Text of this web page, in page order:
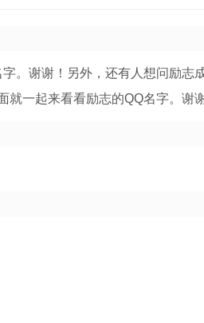
。谢谢！另外，还有人想问励志
一起来看看励志的QQ名字。谢